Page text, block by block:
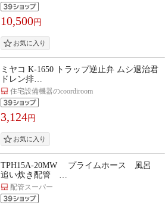
10,500円
ミヤコ K-1650 トラップ逆止弁 ムシ退治君
ドレン排…
住宅設備機器のcoordiroom
3,124円
TPH15A-20MW プライムホース 風呂
追い炊き配管 …
配管スーパー